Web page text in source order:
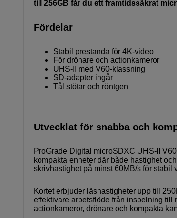
till 256GB får du ett framtidssäkrat
Fördelar
Stabil prestanda för 4K-video
För drönare och actionkameror
UHS-II med V60-klassning
SD-adapter ingår
Tål stötar och röntgen
Utvecklat för snabba och
ProGrade Digital microSDXC UHS-II
kompakta enheter där både hastighet
skrivhastighet på minst 60MB/s för stabil
Kortet erbjuder läshastigheter upp till
effektivare arbetsflöde från inspelning till
actionkameror, drönare och kompakta